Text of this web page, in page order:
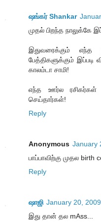
ஷங்கர் Shankar
முதல் பிறந்த நாலுக்கே
இதுவரைக்கும் எந்த
பேத்திகளுக்கும்
காலம்டா சாமி!
எந்த ஊர்ல ரசிகர்கள்
செய்தார்கள்!
Reply
Anonymous January
பாப்பாவிற்கு முதல birth
Reply
ஷாஜி January 20,
இது தான் தல mAss...